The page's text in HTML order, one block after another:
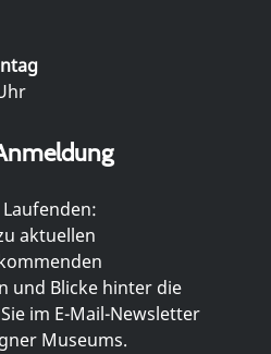
aktuellen
und Blicke hinter die
im E-Mail-Newsletter
Museums.